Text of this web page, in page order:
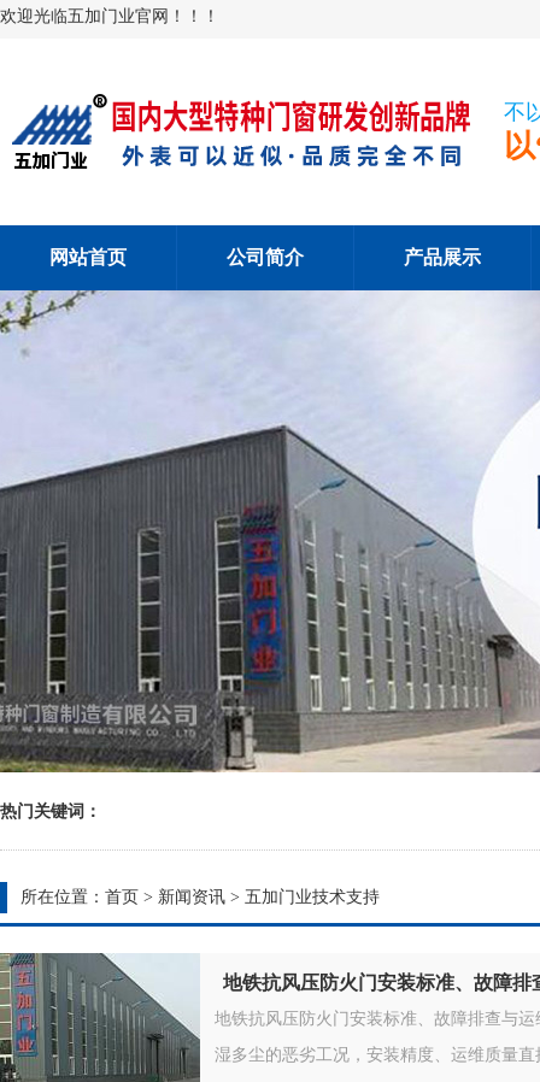
欢迎光临五加门业官网！！！
不
网站首页 公司简介 产品展示
热门关键词：
所在位置： 首页 > 新闻资讯 > 五加门业技术支持
地铁抗风压防火门安装标准、故障排
地铁抗风压防火门安装标准、故障排查与
湿多尘的恶劣工况，安装精度、运维质量